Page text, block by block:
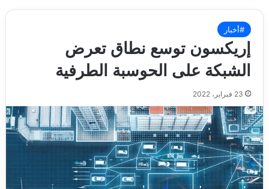
#أخبار
إريكسون توسع نطاق تعرض
الشبكة على الحوسبة الطرفية
23 فبراير، 2022